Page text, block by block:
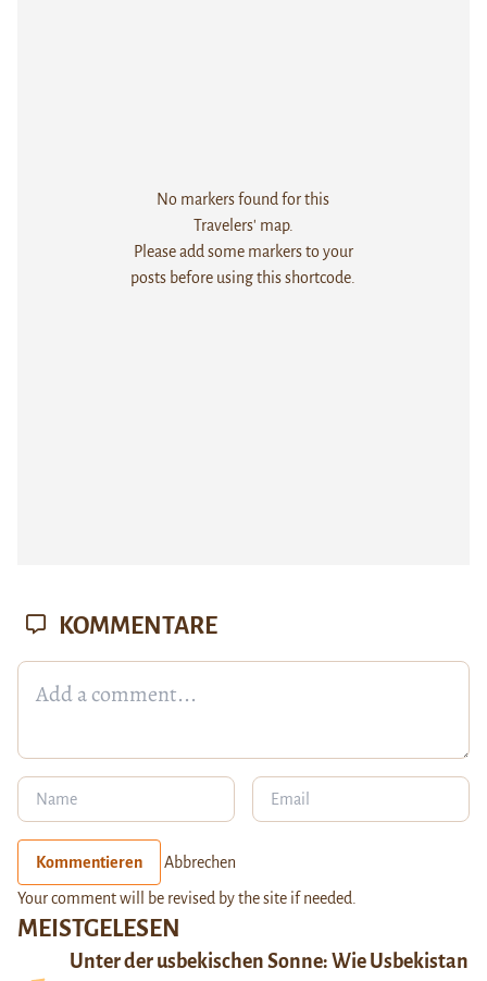
No markers found for this
Travelers' map.
Please add some markers to your
posts before using this shortcode.
MEISTGELESEN
Unter der usbekischen Sonne: Wie Usbekistan
KOMMENTARE
Kommentieren Abbrechen
Your comment will be revised by the site if needed.